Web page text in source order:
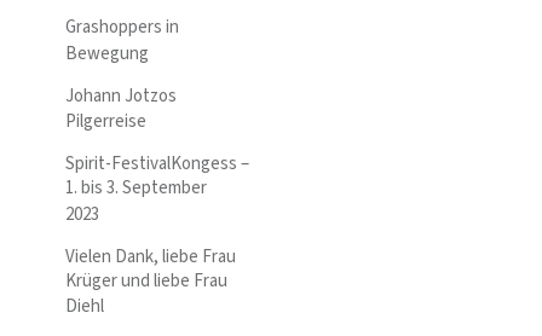
Grashoppers in
Bewegung
Johann Jotzos
Pilgerreise
Spirit-FestivalKongess –
1. bis 3. September
2023
Vielen Dank, liebe Frau
Krüger und liebe Frau
Diehl